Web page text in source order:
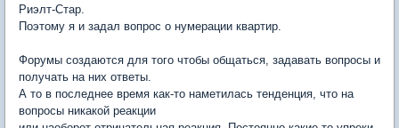
Риэлт-Стар.
Поэтому я и задал вопрос о нумерации квартир.
Форумы создаются для того чтобы общаться, задавать вопросы и
получать на них ответы.
А то в последнее время как-то наметилась тенденция, что на
вопросы никакой реакции